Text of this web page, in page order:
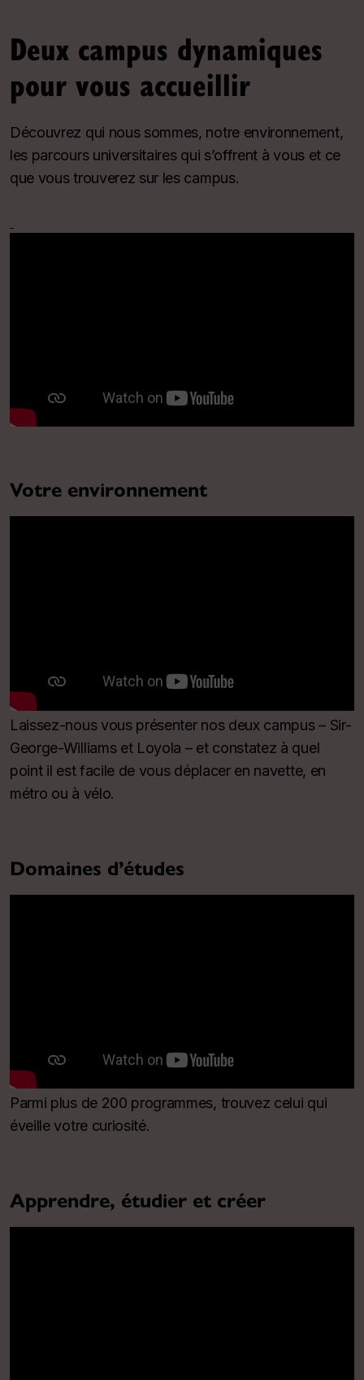
Deux campus dynamiques
pour vous accueillir
Découvrez qui nous sommes, notre environnement,
les parcours universitaires qui s’offrent à vous et ce
que vous trouverez sur les campus.
Votre environnement
Laissez-nous vous présenter nos deux campus – Sir-
George-Williams et Loyola – et constatez à quel
point il est facile de vous déplacer en navette, en
métro ou à vélo.
Domaines d’études
Parmi plus de 200 programmes, trouvez celui qui
éveille votre curiosité.
Apprendre, étudier et créer